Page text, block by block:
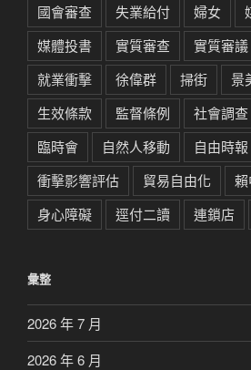
國會審查
失業給付 婦女
媒體投書
實質審查 實質審議
就業衝擊
徐偉群 掃街 景
生效條款
監督條例 社會調查
臨時會
自然人移動 自由時報
衝擊影響評估
貿易自由化
身心障礙
逕付二讀 連鎖店
彙整
2026 年 7 月
2026 年 6 月